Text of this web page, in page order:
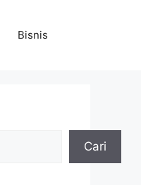
Bisnis
Cari